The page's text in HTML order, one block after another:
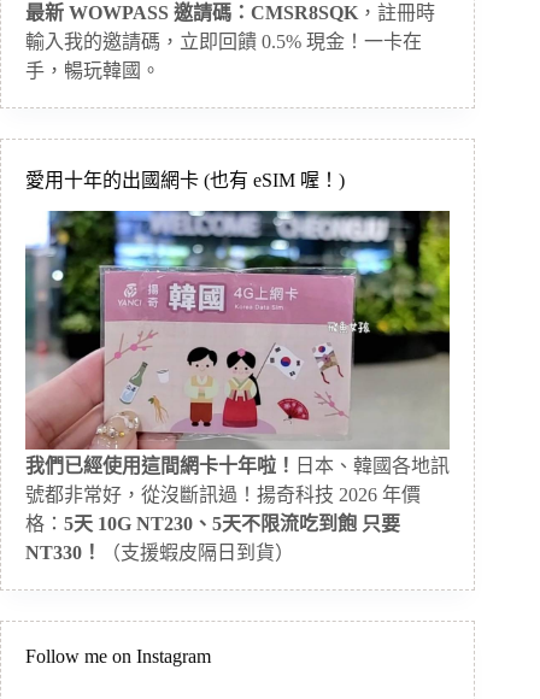
最新 WOWPASS 邀請碼：CMSR8SQK ，註冊時
輸入我的邀請碼，立即回饋 0.5% 現金！一卡在
手，暢玩韓國。
愛用十年的出國網卡 (也有 eSIM 喔！)
我們已經使用這間網卡十年啦！ 日本、韓國各地訊
號都非常好，從沒斷訊過！揚奇科技 2026 年價
格： 5天 10G NT230、5天不限流吃到飽 只要
NT330！
（支援蝦皮隔日到貨）
Follow me on Instagram